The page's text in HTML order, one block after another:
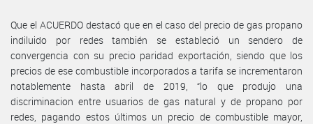
Que el ACUERDO destacó que en el caso del precio de gas propano
indiluido por redes también se estableció un sendero de
convergencia con su precio paridad exportación, siendo que los
precios de ese combustible incorporados a tarifa se incrementaron
notablemente hasta abril de 2019, “lo que produjo una
discriminacion entre usuarios de gas natural y de propano por
redes, pagando estos últimos un precio de combustible mayor,